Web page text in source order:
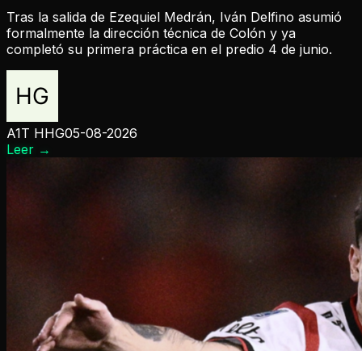
Tras la salida de Ezequiel Medrán, Iván Delfino asumió
formalmente la dirección técnica de Colón y ya
completó su primera práctica en el predio 4 de junio.
A1T HHG05-08-2026
Leer →